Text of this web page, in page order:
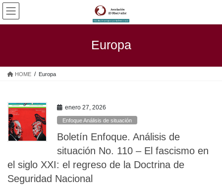
Saltar
contenido
Saltar
la
Europa
HOME Europa
enero 27, 2026
Enfoque Análisis de situación
Boletín Enfoque. Análisis de
situación No. 110 – El fascismo en
el siglo XXI: el regreso de la Doctrina de
Seguridad Nacional